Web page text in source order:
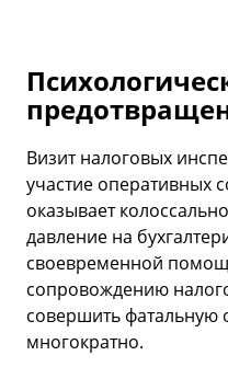
Визит налоговых
участие оперативных
оказывает
давление на
своевременной
сопровождению
совершить фатальную
многократно.